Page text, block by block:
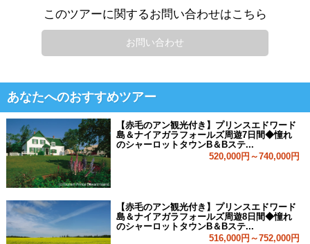
このツアーに関するお問い合わせはこちら
お問い合わせ
あなたへのおすすめツアー
【赤毛のアン観光付き】プリンスエドワード
島＆ナイアガラフォールズ周遊7日間◆憧れ
のシャーロットタウンB＆Bステ...
520,000円～740,000円
【赤毛のアン観光付き】プリンスエドワード
島＆ナイアガラフォールズ周遊8日間◆憧れ
のシャーロットタウンB＆Bステ...
516,000円～752,000円